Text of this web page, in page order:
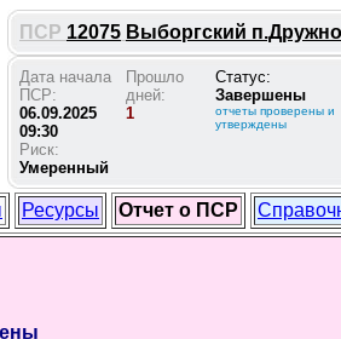
ПСР 12075 Выборгский
Дата начала
ПСР:
06.09.2025
09:30
Риск:
Умеренный
Прошло
дней:
1
Статус:
Завершены
отчеты проверены и
утверждены
Ресурсы Отчет о ПСР